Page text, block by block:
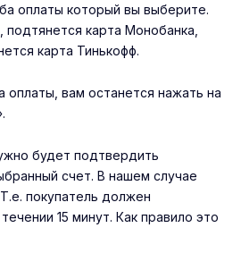
оплаты который вы выберите.
подтянется карта Монобанка,
карта Тинькофф.
оплаты, вам останется нажать на
будет подтвердить
счет. В нашем случае
покупатель должен
15 минут. Как правило это